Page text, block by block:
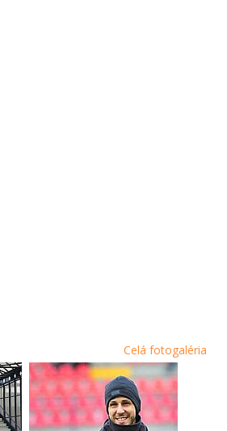
Celá fotogaléria